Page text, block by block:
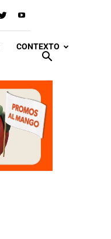
CONTEXTO